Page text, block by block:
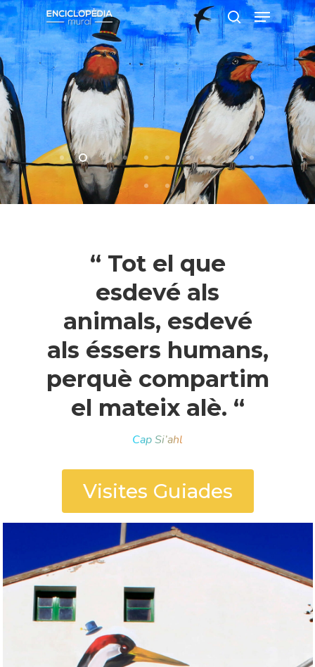
Pressiona intró per a cercar o ESC per
a tancar
“ Tot el que
esdevé als
animals, esdevé
als éssers humans,
perquè compartim
el mateix alè. “
Cap Si’ahl
Visites Guiades